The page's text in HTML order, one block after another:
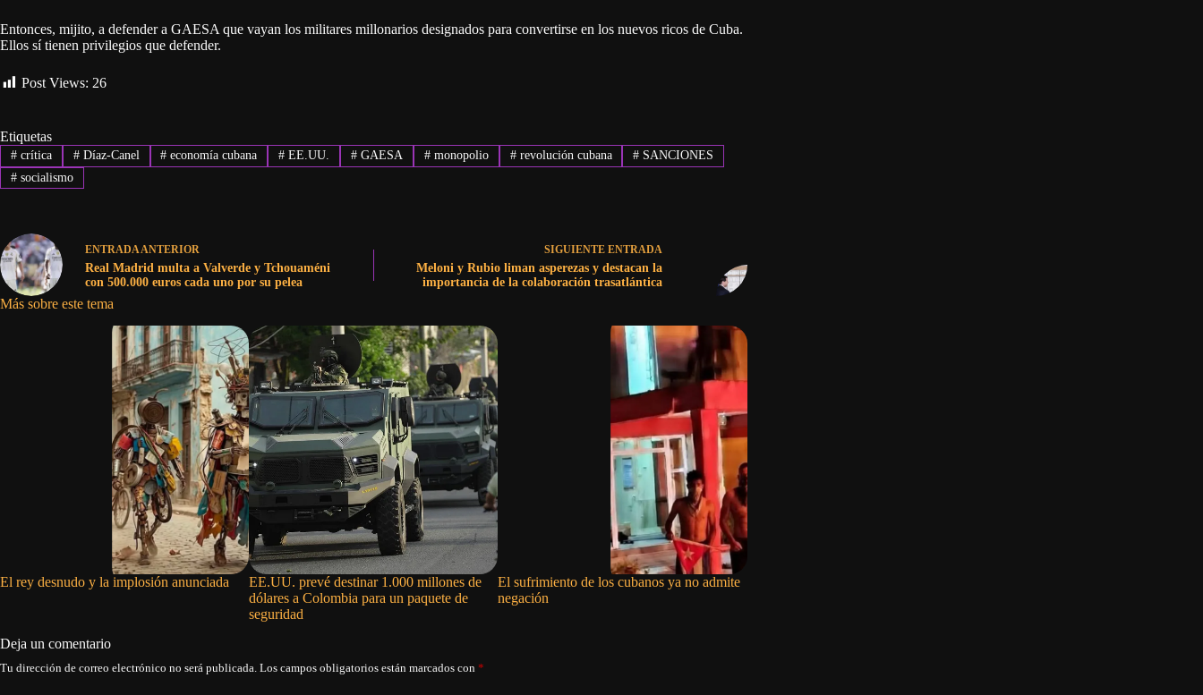
Entonces, mijito, a defender a GAESA que vayan los militares millonarios designados para convertirse en los nuevos ricos de Cuba.
Ellos sí tienen privilegios que defender.
Post Views: 26
Etiquetas
#crítica #Díaz-Canel # economía cubana # EE.UU. # GAESA #monopolio #revolución cubana # SANCIONES
#socialismo
ENTRADA ANTERIOR
Real Madrid multa a Valverde y Tchouaméni
con 500.000 euros cada uno por su pelea
SIGUIENTE ENTRADA
Meloni y Rubio liman asperezas y destacan la
importancia de la colaboración trasatlántica
Más sobre este tema
El rey desnudo y la implosión anunciada
EE.UU. prevé destinar 1.000 millones de
dólares a Colombia para un paquete de
seguridad
El sufrimiento de los cubanos ya no admite
negación
Deja un comentario
Tu dirección de correo electrónico no será publicada. Los campos obligatorios están marcados con *